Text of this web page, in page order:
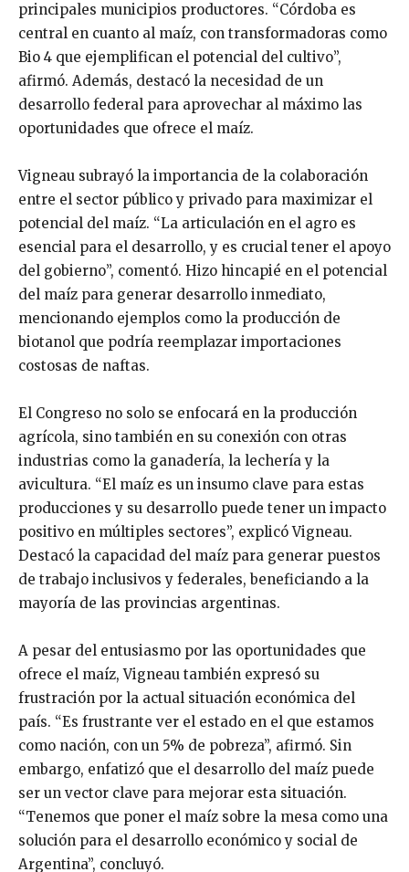
principales municipios productores. “Córdoba es
central en cuanto al maíz, con transformadoras como
Bio 4 que ejemplifican el potencial del cultivo”,
afirmó. Además, destacó la necesidad de un
desarrollo federal para aprovechar al máximo las
oportunidades que ofrece el maíz.
Vigneau subrayó la importancia de la colaboración
entre el sector público y privado para maximizar el
potencial del maíz. “La articulación en el agro es
esencial para el desarrollo, y es crucial tener el apoyo
del gobierno”, comentó. Hizo hincapié en el potencial
del maíz para generar desarrollo inmediato,
mencionando ejemplos como la producción de
biotanol que podría reemplazar importaciones
costosas de naftas.
El Congreso no solo se enfocará en la producción
agrícola, sino también en su conexión con otras
industrias como la ganadería, la lechería y la
avicultura. “El maíz es un insumo clave para estas
producciones y su desarrollo puede tener un impacto
positivo en múltiples sectores”, explicó Vigneau.
Destacó la capacidad del maíz para generar puestos
de trabajo inclusivos y federales, beneficiando a la
mayoría de las provincias argentinas.
A pesar del entusiasmo por las oportunidades que
ofrece el maíz, Vigneau también expresó su
frustración por la actual situación económica del
país. “Es frustrante ver el estado en el que estamos
como nación, con un 5% de pobreza”, afirmó. Sin
embargo, enfatizó que el desarrollo del maíz puede
ser un vector clave para mejorar esta situación.
“Tenemos que poner el maíz sobre la mesa como una
solución para el desarrollo económico y social de
Argentina”, concluyó.